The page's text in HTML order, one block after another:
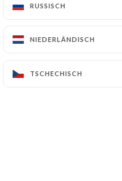
RUSSISCH
NIEDERLÄNDISCH
TSCHECHISCH
RUSSISCH
NIEDERLÄNDISCH
TSCHECHISCH